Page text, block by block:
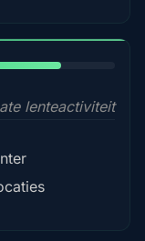
lenteactiviteit